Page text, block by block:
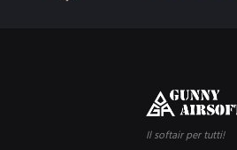
Il softair per tutti!